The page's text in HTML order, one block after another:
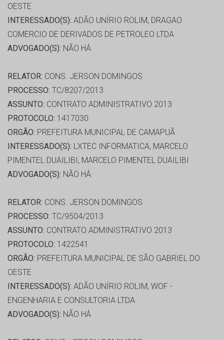
OESTE
INTERESSADO(S): ADÃO UNÍRIO ROLIM, DRAGAO
COMERCIO DE DERIVADOS DE PETROLEO LTDA
ADVOGADO(S): NÃO HÁ
RELATOR: CONS. JERSON DOMINGOS
PROCESSO: TC/8207/2013
ASSUNTO: CONTRATO ADMINISTRATIVO 2013
PROTOCOLO: 1417030
ORGÃO: PREFEITURA MUNICIPAL DE CAMAPUÃ
INTERESSADO(S): LXTEC INFORMATICA, MARCELO
PIMENTEL DUAILIBI, MARCELO PIMENTEL DUAILIBI
ADVOGADO(S): NÃO HÁ
RELATOR: CONS. JERSON DOMINGOS
PROCESSO: TC/9504/2013
ASSUNTO: CONTRATO ADMINISTRATIVO 2013
PROTOCOLO: 1422541
ORGÃO: PREFEITURA MUNICIPAL DE SÃO GABRIEL DO
OESTE
INTERESSADO(S): ADÃO UNÍRIO ROLIM, WOF -
ENGENHARIA E CONSULTORIA LTDA
ADVOGADO(S): NÃO HÁ